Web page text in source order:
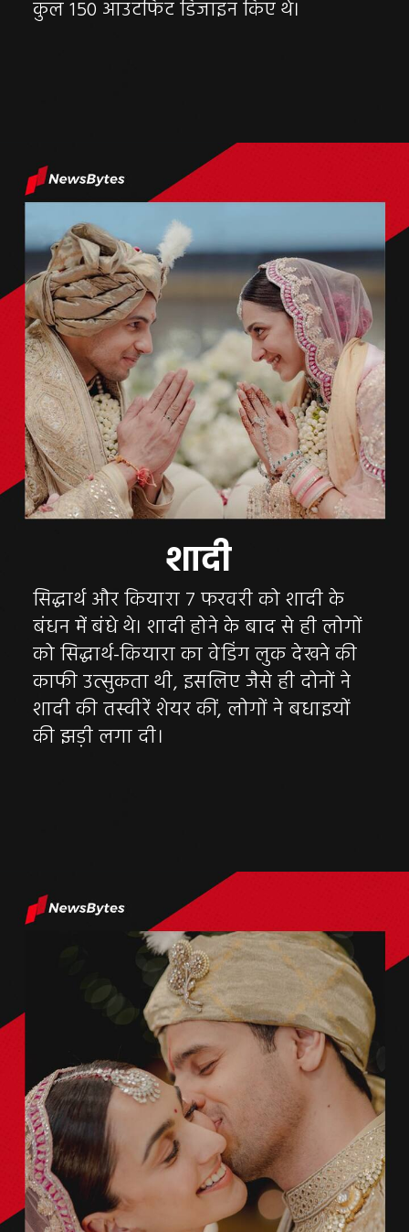
सिद्धार्थ और कियारा 7 फरवरी को शादी के
बंधन में बंधे थे। शादी होने के बाद से ही लोगों
को सिद्धार्थ-कियारा का वेडिंग लुक देखने की
काफी उत्सुकता थी, इसलिए जैसे ही दोनों ने
शादी की तस्वीरें शेयर कीं, लोगों ने बधाइयों
की झड़ी लगा दी।
शादी